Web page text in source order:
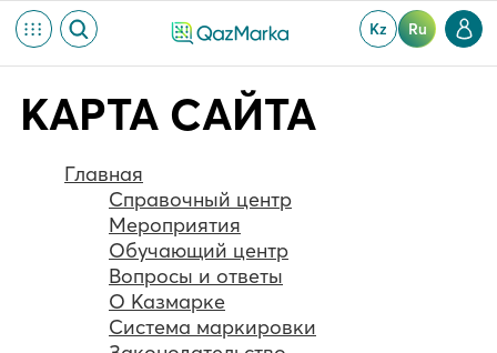
Ru
Kz
КАРТА САЙТА
Главная
Справочный центр
Мероприятия
Обучающий центр
Вопросы и ответы
О Казмарке
Система маркировки